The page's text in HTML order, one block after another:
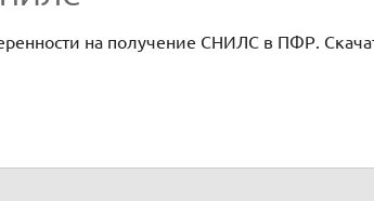
на получение СНИЛС в ПФР.